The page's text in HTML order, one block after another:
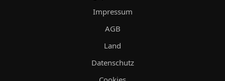
Impressum
AGB
Land
Datenschutz